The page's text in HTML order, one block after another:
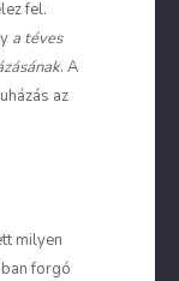
fel.
a téves
. A
az
milyen
forgó